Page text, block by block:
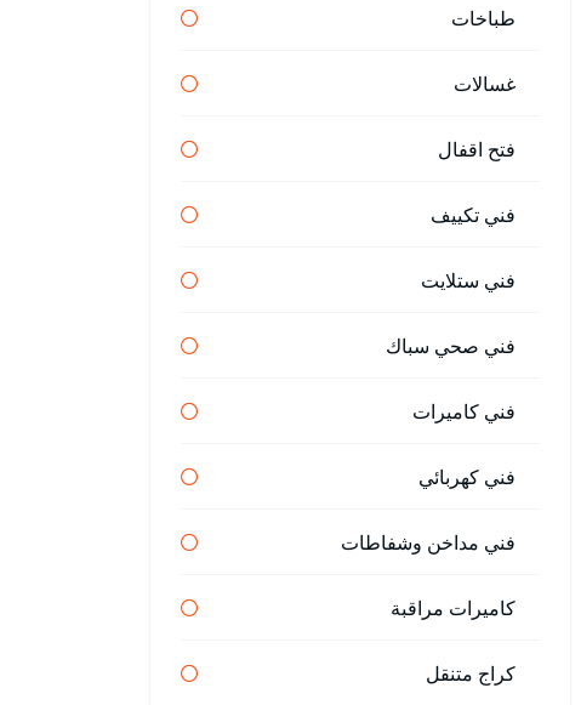
طباخات
غسالات
فتح اقفال
فني تكييف
فني ستلايت
فني صحي سباك
فني كاميرات
فني كهربائي
فني مداخن وشفاطات
كاميرات مراقبة
كراج متنقل